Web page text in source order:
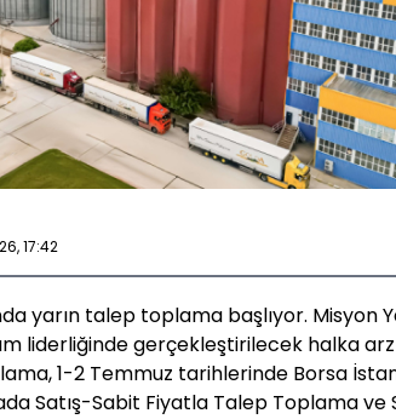
17:42
yarın talep toplama başlıyor. Misyon
liderliğinde gerçekleştirilecek halka arz
1-2 Temmuz tarihlerinde Borsa
Satış-Sabit Fiyatla Talep Toplama ve